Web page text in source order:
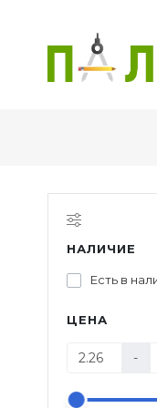
НАЛИЧИЕ
Есть в
ЦЕНА
-